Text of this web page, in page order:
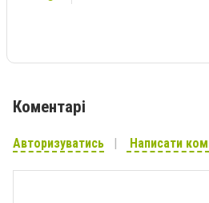
Коментарі
Авторизуватись Написати